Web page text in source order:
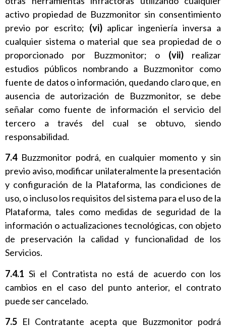
activo propiedad de Buzzmonitor sin consentimiento
previo por escrito; (vi) aplicar ingeniería inversa a
cualquier sistema o material que sea propiedad de o
proporcionado por Buzzmonitor; o (vii) realizar
estudios públicos nombrando a Buzzmonitor como
fuente de datos o información, quedando claro que, en
ausencia de autorización de Buzzmonitor, se debe
señalar como fuente de información el servicio del
tercero a través del cual se obtuvo, siendo
responsabilidad.
7.4Buzzmonitor podrá, en cualquier momento y sin
previo aviso, modificar unilateralmente la presentación
y configuración de la Plataforma, las condiciones de
uso, o incluso los requisitos del sistema para el uso de la
Plataforma, tales como medidas de seguridad de la
información o actualizaciones tecnológicas, con objeto
de preservación la calidad y funcionalidad de los
Servicios.
7.4.1 Si el Contratista no está de acuerdo con los
cambios en el caso del punto anterior, el contrato
puede ser cancelado.
7.5 El Contratante acepta que Buzzmonitor podrá